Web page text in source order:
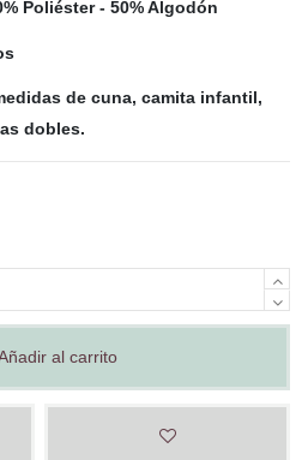
Poliéster - 50% Algodón
de cuna, camita infantil,
dobles.
al carrito